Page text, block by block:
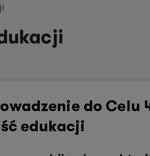
do Celu
edukacji